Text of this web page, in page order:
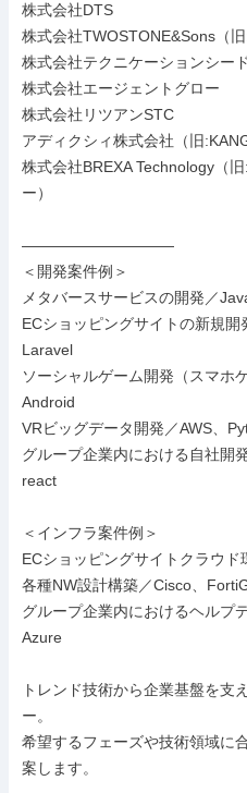
株式会社DTS
株式会社TWOSTONE&Sons（
株式会社テクニケーションシード
株式会社エージェントグロー
株式会社リツアンSTC
アディクシィ株式会社（旧
株式会社BREXA Technology（
ー）
――――――――――
＜開発案件例＞
メタバースサービスの開発／
ECショッピングサイトの新規開
Laravel
ソーシャルゲーム開発（スマホ
Android
VRビッグデータ開発／AWS、
グループ企業内における自社開
react
＜インフラ案件例＞
ECショッピングサイトクラウ
各種NW設計構築／Cisco、
グループ企業内におけるヘルプ
Azure
トレンド技術から企業基盤を支
ー。
希望するフェーズや技術領域に
案します。